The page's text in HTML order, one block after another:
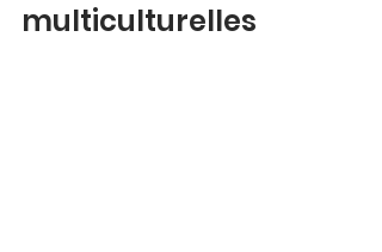
multiculturelles